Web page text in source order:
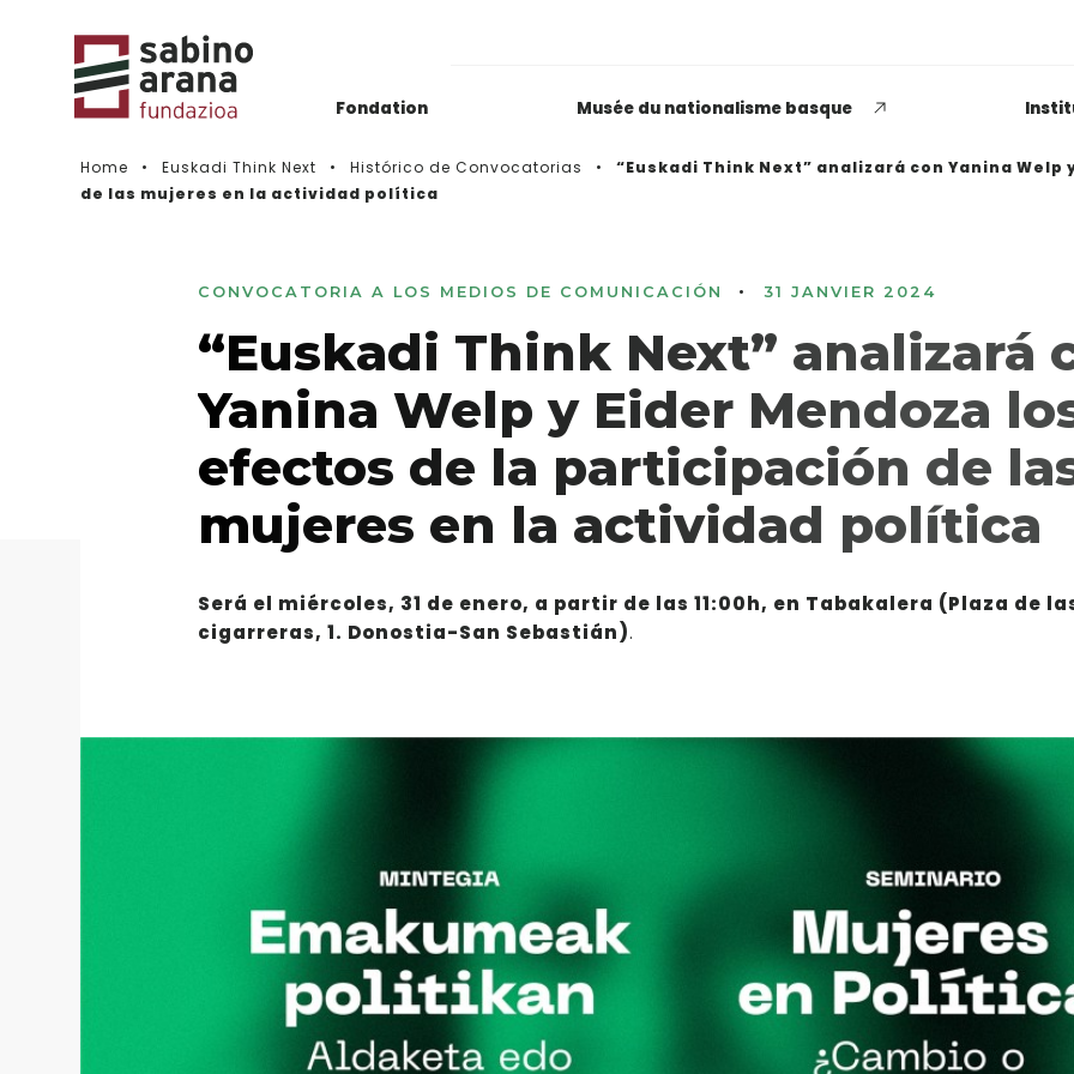
Fondation Musée du nationalisme basque
Actualidad
EUSKADI THINK NEXT
Opiniones dispares
respecto a lo que significa
ser político o política
LEER MÁS
Home Euskadi Think Next Histórico de Convocatorias
“Euskadi Think Next” analizará con Yanina
de las mujeres en la actividad política
CONVOCATORIA A LOS MEDIOS DE COMUNICACIÓN • 31 JANVIER 2024
“Euskadi Think Next” analizará
Yanina Welp y Eider Mendoza
efectos de la participación de
mujeres en la actividad política
Será el miércoles, 31 de enero, a partir de las 11:00h, en Tabakalera (Plaza de
cigarreras, 1. Donostia-San Sebastián).